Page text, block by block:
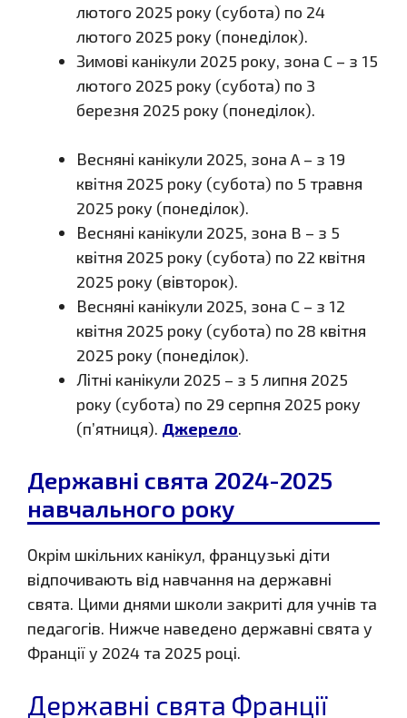
лютого 2025 року (субота) по 24
лютого 2025 року (понеділок).
Зимові канікули 2025 року, зона C – з 15
лютого 2025 року (субота) по 3
березня 2025 року (понеділок).
Весняні канікули 2025, зона A – з 19
квітня 2025 року (субота) по 5 травня
2025 року (понеділок).
Весняні канікули 2025, зона B – з 5
квітня 2025 року (субота) по 22 квітня
2025 року (вівторок).
Весняні канікули 2025, зона C – з 12
квітня 2025 року (субота) по 28 квітня
2025 року (понеділок).
Літні канікули 2025 – з 5 липня 2025
року (субота) по 29 серпня 2025 року
(п’ятниця). Джерело.
Державні свята 2024-2025
навчального року
Окрім шкільних канікул, французькі діти
відпочивають від навчання на державні
свята. Цими днями школи закриті для учнів та
педагогів. Нижче наведено державні свята у
Франції у 2024 та 2025 році.
Державні свята Франції